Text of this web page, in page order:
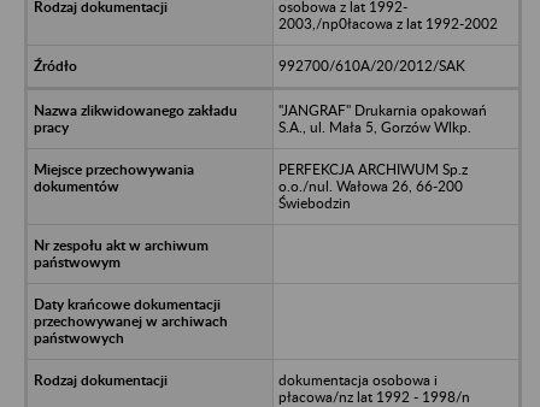
osobowa z lat 1992-
2003,/np0łacowa z lat 1992-2002
992700/610A/20/2012/SAK
"JANGRAF" Drukarnia opakowań
S.A., ul. Mała 5, Gorzów Wlkp.
PERFEKCJA ARCHIWUM Sp.z
o.o./nul. Wałowa 26, 66-200
Świebodzin
dokumentacja osobowa i
płacowa/nz lat 1992 - 1998/n